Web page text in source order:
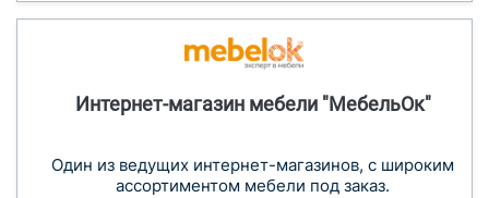
Интернет-магазин мебели "МебельОк"
Один из ведущих интернет-магазинов, с широким
ассортиментом мебели под заказ.